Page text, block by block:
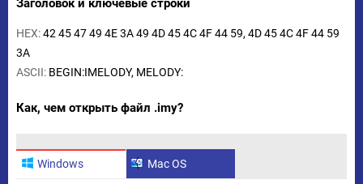
Заголовок и ключевые строки
HEX:42 45 47 49 4E 3A 49 4D 45 4C 4F 44 59, 4D 45 4C 4F 44 59
3A
ASCII: BEGIN:IMELODY, MELODY:
Как, чем открыть файл .imy?
Windows Mac OS